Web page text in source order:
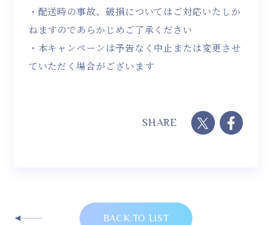
・配送時の事故、破損についてはご対応いたしか
ねますのであらかじめご了承ください
・本キャンペーンは予告なく中止または変更させ
ていただく場合がございます
SHARE
BACK TO LIST